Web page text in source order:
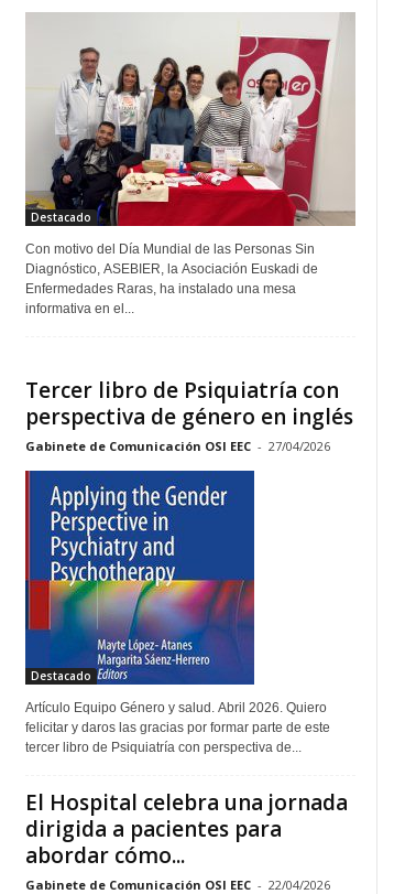
Destacado
Con motivo del Día Mundial de las Personas Sin
Diagnóstico, ASEBIER, la Asociación Euskadi de
Enfermedades Raras, ha instalado una mesa
informativa en el...
Tercer libro de Psiquiatría con
perspectiva de género en inglés
Gabinete de Comunicación OSI EEC - 27/04/2026
Destacado
Artículo Equipo Género y salud. Abril 2026. Quiero
felicitar y daros las gracias por formar parte de este
tercer libro de Psiquiatría con perspectiva de...
El Hospital celebra una jornada
dirigida a pacientes para
abordar cómo...
Gabinete de Comunicación OSI EEC - 22/04/2026